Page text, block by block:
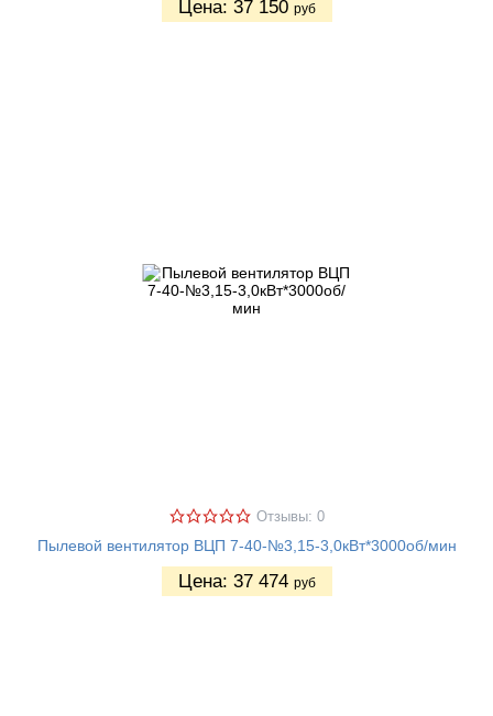
Цена: 37 150 руб
Отзывы: 0
Пылевой вентилятор ВЦП 7-40-№3,15-3,0кВт*3000об/мин
Цена: 37 474 руб